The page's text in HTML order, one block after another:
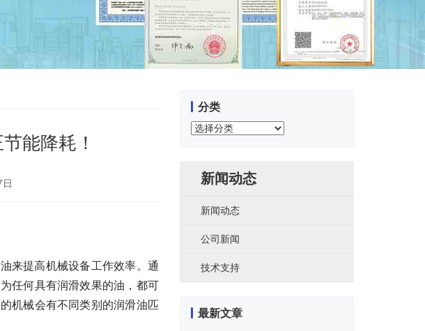
能降耗！
来提高机械设备工作效率。通
任何具有润滑效果的油，都可
机械会有不同类别的润滑油匹
分类
分
新闻动态
新闻动态
公司新闻
技术支持
最新文章